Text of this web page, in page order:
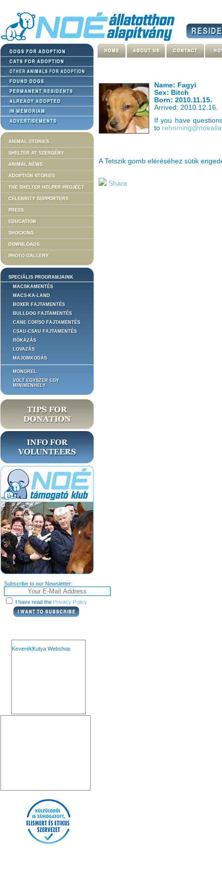
ANIMAL STORIES
SHELTER AT SZERGÉNY
ANIMAL NEWS
ADOPTION STORIES
THE SHELTER HELPER PROJECT
CELEBRITY SUPPORTERS
PRESS
EDUCATION
SHOCKING
DOWNLOADS
PHOTO GALLERY
SPECIÁLIS PROGRAMJAINK
MACSKAMENTÉS
MACS-KA-LAND
BOXER FAJTAMENTÉS
BULLDOG FAJTAMENTÉS
CANE CORSO FAJTAMENTÉS
CSAU-CSAU FAJTAMENTÉS
RÓKÁZÁS
LOVAZÁS
MAJOMKODÁS
MONGREL
VOLT EGYSZER EGY
MINIMENHELY
Subscribe to our Newsletter:
I have read the Privacy Policy
KeverékKutya Webshop
Name: Fagyi
Sex: Bitch
Born: 2010.11.15.
Arrived: 2010.12.16.
If you have
to
A Tetszik gomb eléréséhez sütik
Share